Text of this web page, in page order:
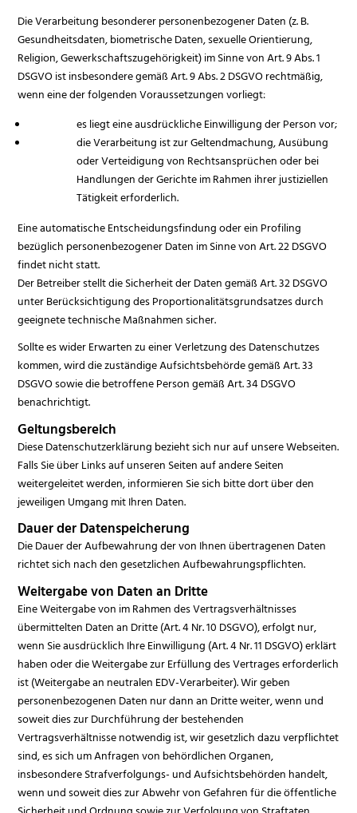
Die Verarbeitung besonderer personenbezogener Daten (z. B.
Gesundheitsdaten, biometrische Daten, sexuelle Orientierung,
Religion, Gewerkschaftszugehörigkeit) im Sinne von Art. 9 Abs. 1
DSGVO ist insbesondere gemäß Art. 9 Abs. 2 DSGVO rechtmäßig,
wenn eine der folgenden Voraussetzungen vorliegt:
es liegt eine ausdrückliche Einwilligung der Person vor;
die Verarbeitung ist zur Geltendmachung, Ausübung
oder Verteidigung von Rechtsansprüchen oder bei
Handlungen der Gerichte im Rahmen ihrer justiziellen
Tätigkeit erforderlich.
Eine automatische Entscheidungsfindung oder ein Profiling
bezüglich personenbezogener Daten im Sinne von Art. 22 DSGVO
findet nicht statt.
Der Betreiber stellt die Sicherheit der Daten gemäß Art. 32 DSGVO
unter Berücksichtigung des Proportionalitätsgrundsatzes durch
geeignete technische Maßnahmen sicher.
Sollte es wider Erwarten zu einer Verletzung des Datenschutzes
kommen, wird die zuständige Aufsichtsbehörde gemäß Art. 33
DSGVO sowie die betroffene Person gemäß Art. 34 DSGVO
benachrichtigt.
Geltungsbereich
Diese Datenschutzerklärung bezieht sich nur auf unsere Webseiten.
Falls Sie über Links auf unseren Seiten auf andere Seiten
weitergeleitet werden, informieren Sie sich bitte dort über den
jeweiligen Umgang mit Ihren Daten.
Dauer der Datenspeicherung
Die Dauer der Aufbewahrung der von Ihnen übertragenen Daten
richtet sich nach den gesetzlichen Aufbewahrungspflichten.
Weitergabe von Daten an Dritte
Eine Weitergabe von im Rahmen des Vertragsverhältnisses
übermittelten Daten an Dritte (Art. 4 Nr. 10 DSGVO), erfolgt nur,
wenn Sie ausdrücklich Ihre Einwilligung (Art. 4 Nr. 11 DSGVO) erklärt
haben oder die Weitergabe zur Erfüllung des Vertrages erforderlich
ist (Weitergabe an neutralen EDV-Verarbeiter). Wir geben
personenbezogenen Daten nur dann an Dritte weiter, wenn und
soweit dies zur Durchführung der bestehenden
Vertragsverhältnisse notwendig ist, wir gesetzlich dazu verpflichtet
sind, es sich um Anfragen von behördlichen Organen,
insbesondere Strafverfolgungs- und Aufsichtsbehörden handelt,
wenn und soweit dies zur Abwehr von Gefahren für die öffentliche